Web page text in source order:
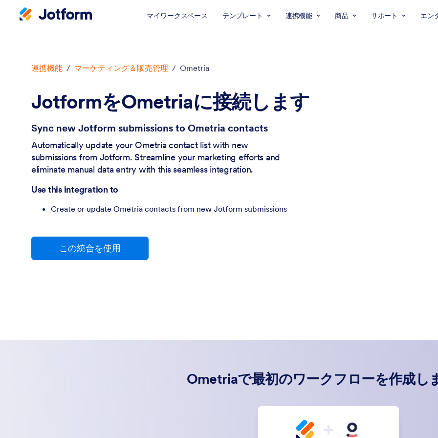
マイワークスペース テンプレート 連携機能 商品 サポート エン
連携機能 / マーケティング＆販売管理 / Ometria
JotformをOmetriaに接続します
Sync new Jotform submissions to Ometria contacts
Automatically update your Ometria contact list with new
submissions from Jotform. Streamline your marketing efforts and
eliminate manual data entry with this seamless integration.
Use this integration to
Create or update Ometria contacts from new Jotform submissions
この統合を使用
Ometriaで最初のワークフローを作成し